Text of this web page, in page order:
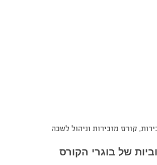
קורס מזכירות וניהול לשכה
של בוגרי הקורס